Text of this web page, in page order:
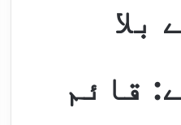
بلا
قائم